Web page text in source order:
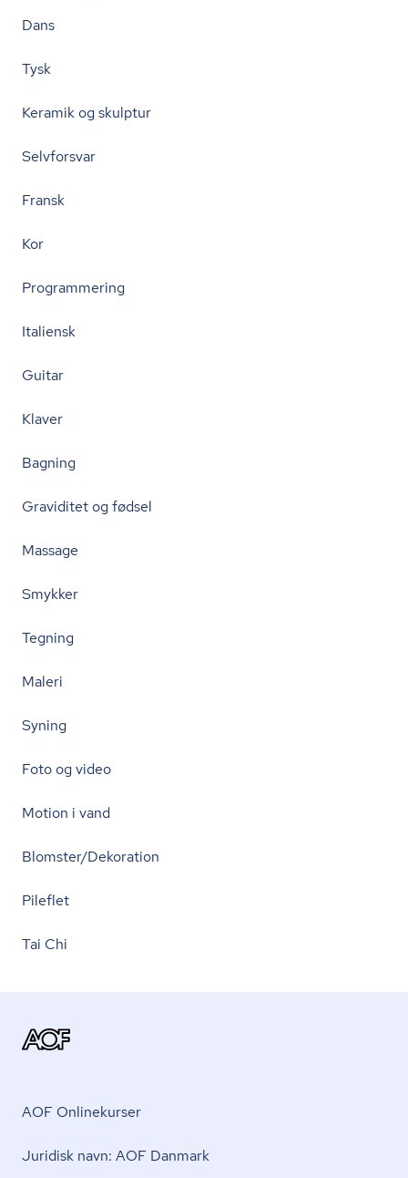
Dans
Tysk
Keramik og skulptur
Selvforsvar
Fransk
Kor
Programmering
Italiensk
Guitar
Klaver
Bagning
Graviditet og fødsel
Massage
Smykker
Tegning
Maleri
Syning
Foto og video
Motion i vand
Blomster/Dekoration
Pileflet
Tai Chi
AOF Onlinekurser
Juridisk navn: AOF Danmark